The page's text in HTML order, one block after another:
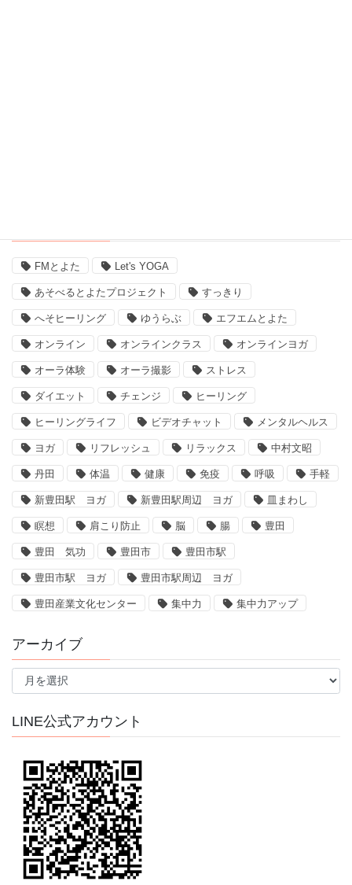
FMとよた Let's YOGA
あそべるとよたプロジェクト すっきり
へそヒーリング ゆうらぶ エフエムとよた
オンライン オンラインクラス オンラインヨガ
オーラ体験 オーラ撮影 ストレス
ダイエット チェンジ ヒーリング
ヒーリングライフ ビデオチャット メンタルヘルス
ヨガ リフレッシュ リラックス 中村文昭
丹田 体温 健康 免疫 呼吸 手軽
新豊田駅 ヨガ 新豊田駅周辺 ヨガ 皿まわし
瞑想 肩こり防止 脳 腸 豊田
豊田 気功 豊田市 豊田市駅
豊田市駅 ヨガ 豊田市駅周辺 ヨガ
豊田産業文化センター 集中力 集中力アップ
アーカイブ
ア
イ
LINE公式アカウント